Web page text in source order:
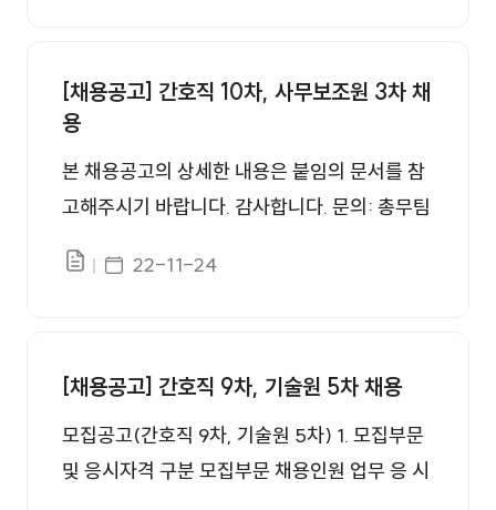
[채용공고] 간호직 10차, 사무보조원 3차 채
용
본 채용공고의 상세한 내용은 붙임의 문서를 참
고해주시기 바랍니다. 감사합니다. 문의: 총무팀
파일있음게시일자
22-11-24
[채용공고] 간호직 9차, 기술원 5차 채용
모집공고(간호직 9차, 기술원 5차) 1. 모집부문
및 응시자격 구분 모집부문 채용인원 업무 응 시